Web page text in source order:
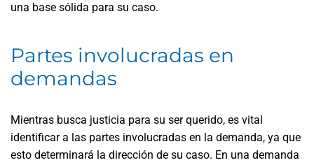
una base sólida para su caso.
Partes involucradas en
demandas
Mientras busca justicia para su ser querido, es vital
identificar a las partes involucradas en la demanda, ya que
esto determinará la dirección de su caso. En una demanda